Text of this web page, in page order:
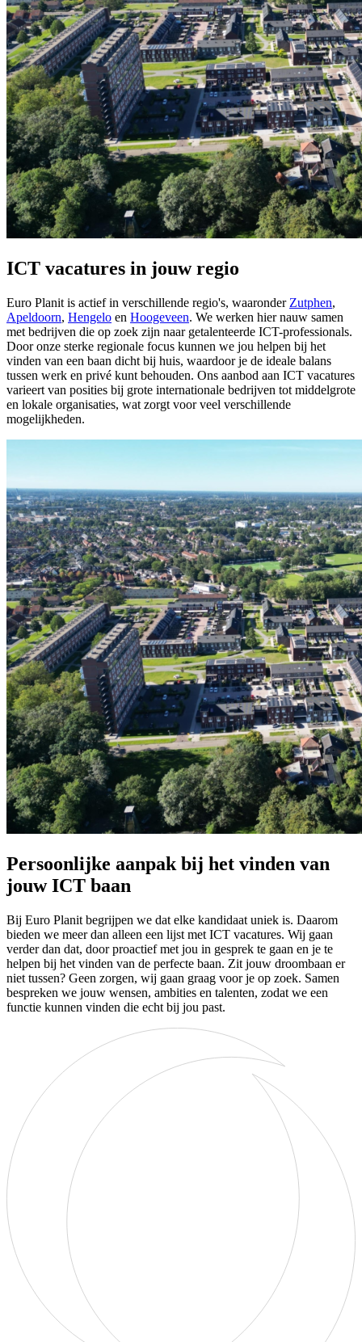
ICT vacatures in jouw regio
Euro Planit is actief in verschillende regio's, waaronder Zutphen,
Apeldoorn, Hengelo en Hoogeveen. We werken hier nauw samen
met bedrijven die op zoek zijn naar getalenteerde ICT-professionals.
Door onze sterke regionale focus kunnen we jou helpen bij het
vinden van een baan dicht bij huis, waardoor je de ideale balans
tussen werk en privé kunt behouden. Ons aanbod aan ICT vacatures
varieert van posities bij grote internationale bedrijven tot middelgrote
en lokale organisaties, wat zorgt voor veel verschillende
mogelijkheden.
Persoonlijke aanpak bij het vinden van
jouw ICT baan
Bij Euro Planit begrijpen we dat elke kandidaat uniek is. Daarom
bieden we meer dan alleen een lijst met ICT vacatures. Wij gaan
verder dan dat, door proactief met jou in gesprek te gaan en je te
helpen bij het vinden van de perfecte baan. Zit jouw droombaan er
niet tussen? Geen zorgen, wij gaan graag voor je op zoek. Samen
bespreken we jouw wensen, ambities en talenten, zodat we een
functie kunnen vinden die echt bij jou past.